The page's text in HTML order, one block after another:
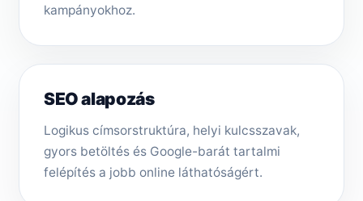
kampányokhoz.
SEO alapozás
Logikus címsorstruktúra, helyi kulcsszavak,
gyors betöltés és Google-barát tartalmi
felépítés a jobb online láthatóságért.